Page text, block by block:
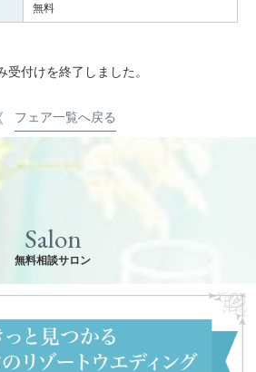
無料
受付けを終了しました。
フェア一覧へ戻る
Salon
無料相談サロン